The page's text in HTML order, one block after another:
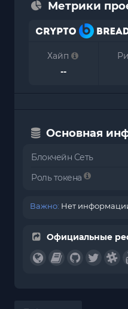
Метрики
Хайп
--
Основная
Блокчейн Сеть
Роль токена
Важно: Нет
Официальные